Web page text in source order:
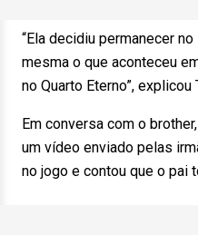
“Ela decidiu permanecer
mesma o que aconteceu
no Quarto Eterno”, explicou
Em conversa com o
um vídeo enviado pelas
no jogo e contou que o pai